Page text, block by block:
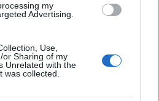
my
Advertising.
Use,
or Sharing of my
Unrelated with the
was collected.
elvi kérdés, hogy a könyvtár
hiszen a romániai megyében a
számaránya eléri a 75
könyvállomány zöme is magyar.